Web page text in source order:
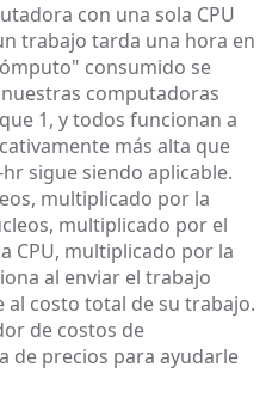
con una sola CPU
trabajo tarda una hora en
consumido se
computadoras
1, y todos funcionan a
más alta que
sigue siendo aplicable.
multiplicado por la
multiplicado por el
CPU, multiplicado por la
al enviar el trabajo
al costo total de su trabajo.
de costos de
de precios para ayudarle